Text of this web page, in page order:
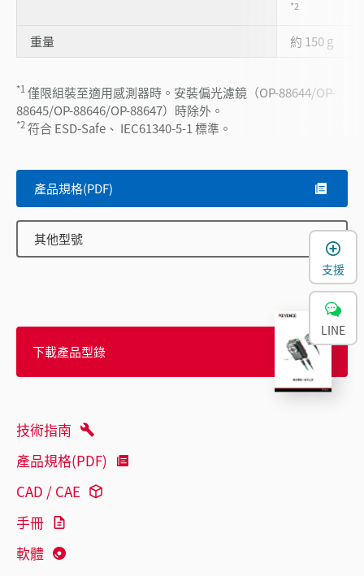
*2
重量 約 150 g
*1 僅限組裝至適用感測器時。安裝偏光濾鏡（OP-88644/OP-
88645/OP-88646/OP-88647）時除外。
*2符合 ESD-Safe、 IEC61340-5-1 標準。
產品規格(PDF)
其他型號
下載產品型錄
技術指南
產品規格(PDF)
CAD / CAE
手冊
軟體
支援
LINE